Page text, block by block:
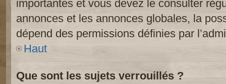
importantes et vous devez le consulter
annonces et les annonces globales, la
dépend des permissions définies par
Haut
Que sont les sujets verrouillés ?